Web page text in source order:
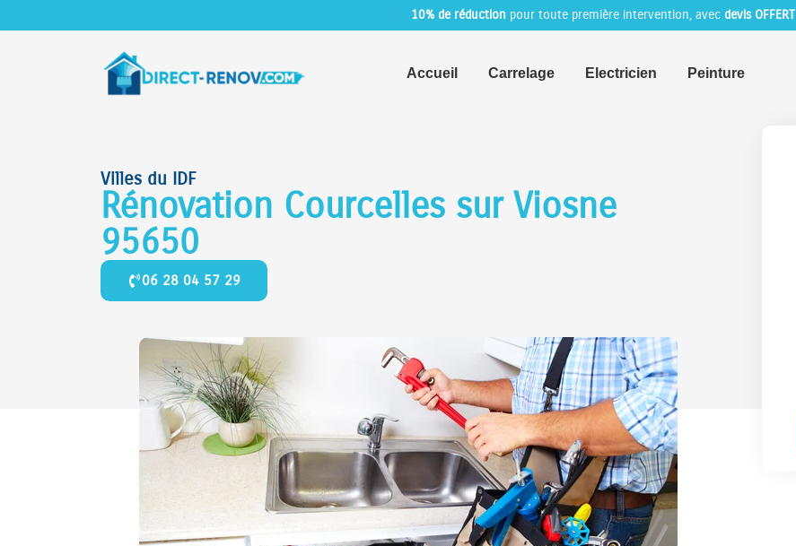
10% de réduction pour toute première intervention, avec devis OFFERT
Accueil Carrelage Electricien Peinture
Villes du IDF
Rénovation Courcelles sur Viosne
95650
06 28 04 57 29